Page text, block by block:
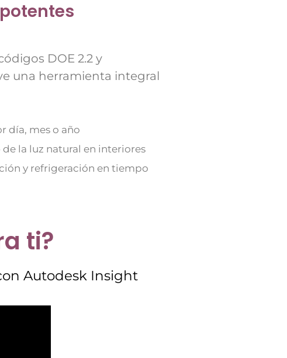
DOE 2.2 y
una herramienta integral
día, mes o año
la luz natural en interiores
y refrigeración en tiempo
ti?
Autodesk Insight